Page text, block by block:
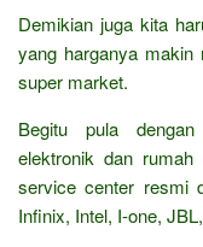
Demikian juga kita
yang harganya makin
super market.
Begitu pula
elektronik dan
service center resmi
Infinix, Intel, I-one,